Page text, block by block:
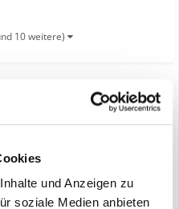
und Anzeigen zu
soziale Medien anbieten
stehen. Einige Modelle
darunter auch d...
10 weitere)
inNews aus der
erstmals komplett